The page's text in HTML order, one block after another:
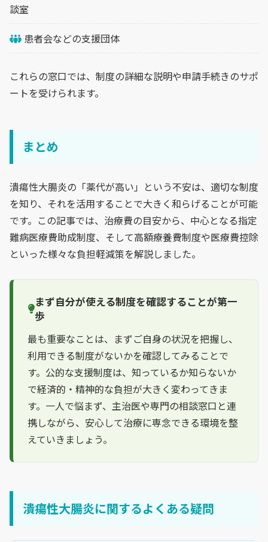
談室
患者会などの支援団体
これらの窓口では、制度の詳細な説明や申請手続きのサポ
ートを受けられます。
まとめ
潰瘍性大腸炎の「薬代が高い」という不安は、適切な制度
を知り、それを活用することで大きく和らげることが可能
です。この記事では、治療費の目安から、中心となる指定
難病医療費助成制度、そして高額療養費制度や医療費控除
といった様々な負担軽減策を解説しました。
まず自分が使える制度を確認することが第一
歩
最も重要なことは、まずご自身の状況を把握し、
利用できる制度がないかを確認してみることで
す。公的な支援制度は、知っているか知らないか
で経済的・精神的な負担が大きく変わってきま
す。一人で悩まず、主治医や専門の相談窓口と連
携しながら、安心して治療に専念できる環境を整
えていきましょう。
潰瘍性大腸炎に関するよくある疑問